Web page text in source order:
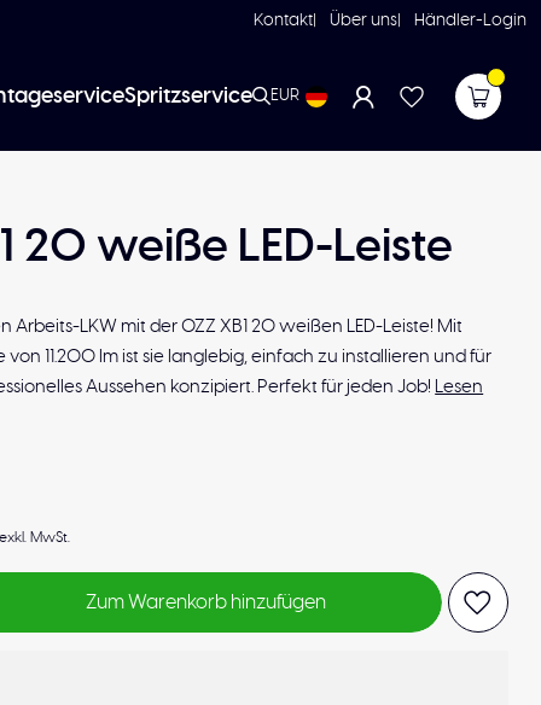
Kontakt Über uns Händler-Login
Spritzservice EUR
20 weiße LED-Leiste
Arbeits-LKW mit der OZZ XB1 20 weißen LED-Leiste! Mit
11.200 lm ist sie langlebig, einfach zu installieren und für
Aussehen konzipiert. Perfekt für jeden Job! Lesen
exkl. MwSt.
Zum Warenkorb hinzufügen